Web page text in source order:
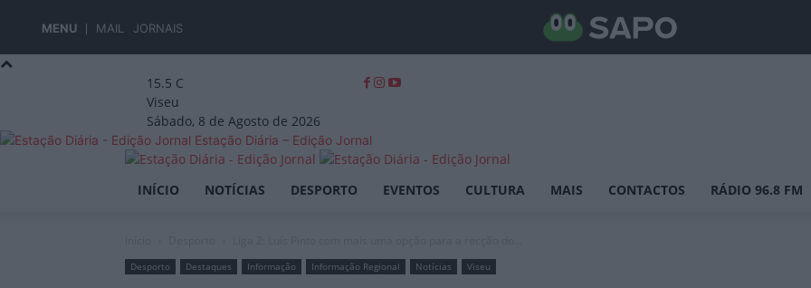
MENU MAIL JORNAIS
15.5 C
Viseu
Sábado, 8 de Agosto de 2026
Estação Diária – Edição Jornal
INÍCIO NOTÍCIAS DESPORTO EVENTOS CULTURA MAIS CONTACTOS RÁDIO 96.8 FM
Desporto Destaques Informação Informação Regional Notícias Viseu